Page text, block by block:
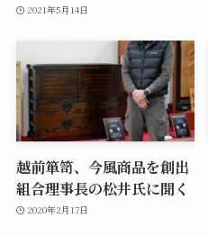
2021年5月14日
越前箪笥、今風商品を創出
組合理事長の松井氏に聞く
2020年2月17日